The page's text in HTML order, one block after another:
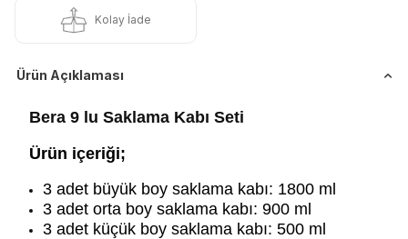
Kolay İade
Ürün Açıklaması
Bera 9 lu Saklama Kabı Seti
Ürün içeriği;
3 adet büyük boy saklama kabı: 1800 ml
3 adet orta boy saklama kabı: 900 ml
3 adet küçük boy saklama kabı: 500 ml